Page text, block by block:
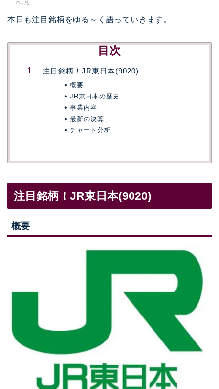
ロキ兄
本日も注目銘柄をゆる～く語っていきます。
目次
注目銘柄！JR東日本(9020)
概要
JR東日本の歴史
事業内容
最新の決算
チャート分析
注目銘柄！JR東日本(9020)
概要